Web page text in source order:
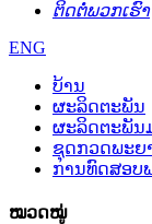
ຕິດຕໍ່ພວກເຮົາ
ENG
ບ້ານ
ຜະລິດຕະພັນ
ຜະລິດຕະພັນ
ຊຸດກວດພະຍ
ການທົດສອບ
ໝວດໝູ່